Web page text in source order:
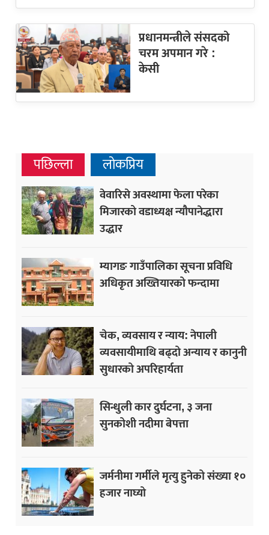
प्रधानमन्त्रीले संसदको
चरम अपमान गरे :
केसी
पछिल्ला लोकप्रिय
वेवारिसे अवस्थामा फेला परेका
मिजारको वडाध्यक्ष न्यौपानेद्धारा
उद्धार
म्यागङ गाउँपालिका सूचना प्रविधि
अधिकृत अख्तियारको फन्दामा
चेक, व्यवसाय र न्याय: नेपाली
व्यवसायीमाथि बढ्दो अन्याय र कानुनी
सुधारको अपरिहार्यता
सिन्धुली कार दुर्घटना, ३ जना
सुनकोशी नदीमा बेपत्ता
जर्मनीमा गर्मीले मृत्यु हुनेको संख्या १०
हजार नाघ्यो